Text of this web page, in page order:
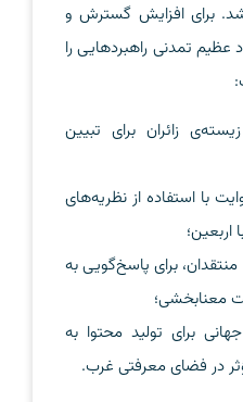
برای افزایش گسترش و
عظیم تمدنی‌ راهبردهایی را
زائران برای تبیین
با استفاده از نظریه‌های
برای پاسخ‌گویی به
معنابخشی؛
برای تولید محتوا به
در فضای معرفتی غرب.